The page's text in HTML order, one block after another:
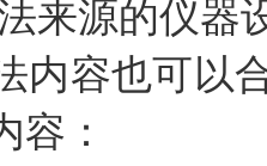
来源的仪器
内容也可以
容：